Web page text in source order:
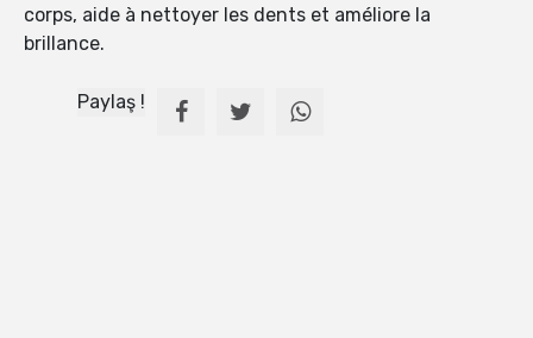
corps, aide à nettoyer les dents et améliore la
brillance.
Paylaş !